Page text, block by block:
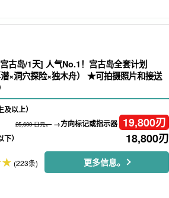
古岛/1天] 人气No.1！宫古岛全套计划
潜×洞穴探险×独木舟） ★可拍摄照片和接送
以上）
25,600 日元。→方向标记或指示器 19,800刃
） 18,800刃
(223条) 更多信息。